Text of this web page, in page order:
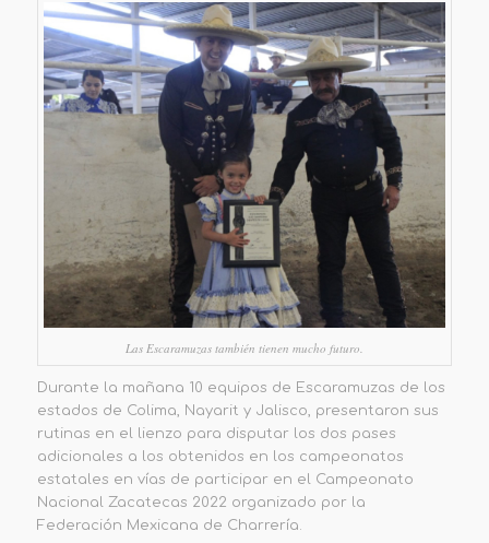
Las Escaramuzas también tienen mucho futuro.
Durante la mañana 10 equipos de Escaramuzas de los
estados de Colima, Nayarit y Jalisco, presentaron sus
rutinas en el lienzo para disputar los dos pases
adicionales a los obtenidos en los campeonatos
estatales en vías de participar en el Campeonato
Nacional Zacatecas 2022 organizado por la
Federación Mexicana de Charrería.